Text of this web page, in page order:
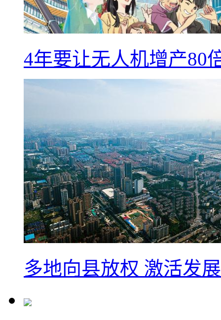
4年要让无人机增产80
多地向县放权 激活发